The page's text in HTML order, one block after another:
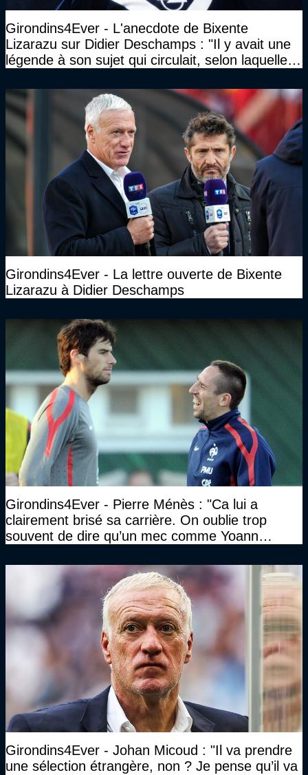
Girondins4Ever - L'anecdote de Bixente
Lizarazu sur Didier Deschamps : "Il y avait une
légende à son sujet qui circulait, selon laquelle il
Girondins4Ever - La lettre ouverte de Bixente
Lizarazu à Didier Deschamps
Girondins4Ever - Pierre Ménès : "Ca lui a
clairement brisé sa carrière. On oublie trop
souvent de dire qu’un mec comme Yoann
Girondins4Ever - Johan Micoud : "Il va prendre
une sélection étrangère, non ? Je pense qu’il va